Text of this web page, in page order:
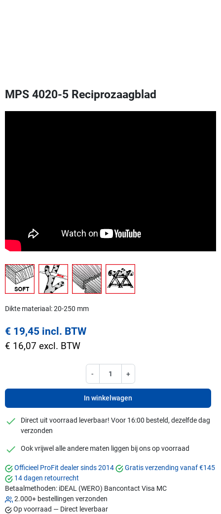
MPS 4020-5 Reciprozaagblad
Dikte materiaal: 20-250 mm
€ 19,45 incl. BTW
€ 16,07 excl. BTW
- +
In winkelwagen
checkmark
Direct uit voorraad leverbaar! Voor 16:00 besteld, dezelfde dag
verzonden
checkmark
Ook vrijwel alle andere maten liggen bij ons op voorraad
Officieel ProFit dealer sinds 2014
Gratis verzending vanaf €145
14 dagen retourrecht
Betaalmethoden: iDEAL (WERO) Bancontact Visa MC
2.000+ bestellingen verzonden
Op voorraad — Direct leverbaar